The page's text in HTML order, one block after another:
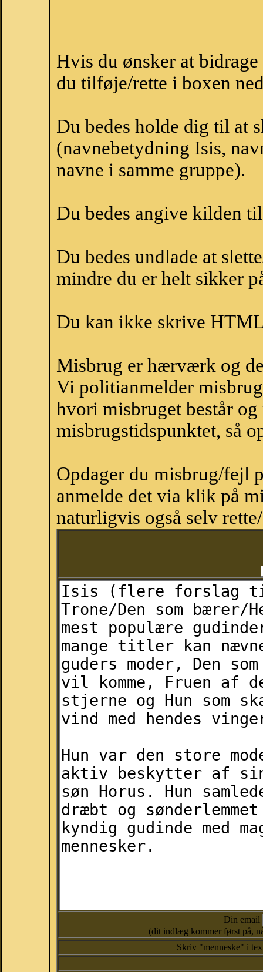
Hvis du ønsker at
du tilføje/rette i boxen
Du bedes holde dig til at
(navnebetydning Isis,
navne i samme gruppe).
Du bedes angive kilden
Du bedes undlade at
mindre du er helt sikker
Du kan ikke skrive
Misbrug er hærværk og
Vi politianmelder
hvori misbruget består
misbrugstidspunktet, så
Opdager du misbrug/fejl
anmelde det via klik på
naturligvis også selv
Din email
(dit indlæg kommer først på,
Skriv "menneske" i